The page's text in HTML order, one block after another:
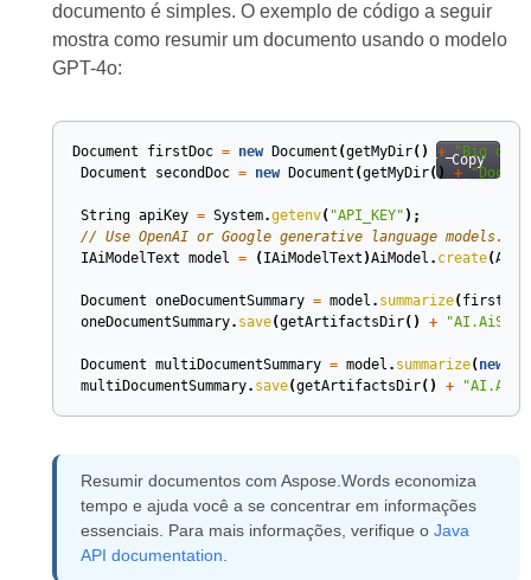
documento é simples. O exemplo de código a seguir
mostra como resumir um documento usando o modelo
GPT-4o:
Copy
Document firstDoc = new Document (getMyDir() + "Big
Document
secondDoc = new Document (getMyDir() +
String apiKey = System.getenv( "API_KEY" );
// Use OpenAI or Google generative language models.
IAiModelText model = ( IAiModelText )AiModel . create(
Document oneDocumentSummary = model . summarize( firstDoc
oneDocumentSummary. save(getArtifactsDir() +
Document multiDocumentSummary = model . summarize( new
multiDocumentSummary. save(getArtifactsDir() +
Resumir documentos com Aspose.Words economiza
tempo e ajuda você a se concentrar em informações
essenciais. Para mais informações, verifique o Java
API documentation.